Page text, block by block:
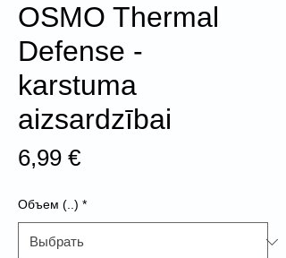
OSMO Thermal
Defense -
karstuma
aizsardzībai
6,99 €Цена
Объем (..) *